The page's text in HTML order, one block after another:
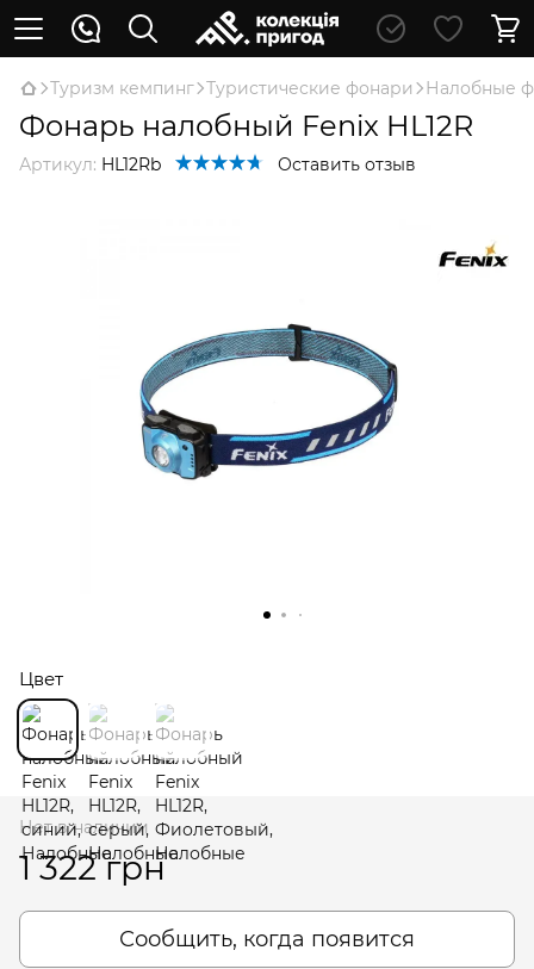
Туризм кемпинг Туристические фонари Налобные
Фонарь налобный Fenix HL12R
Артикул: HL12Rb Оставить отзыв
Цвет
Нет в наличии
1 322 грн
Сообщить, когда появится